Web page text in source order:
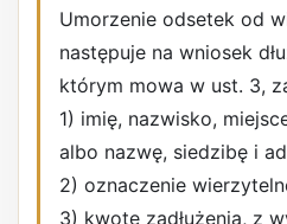
Umorzenie odsetek od
następuje na wniosek
którym mowa w ust. 3,
1) imię, nazwisko,
albo nazwę, siedzibę i
2) oznaczenie
3) kwotę zadłużenia, z